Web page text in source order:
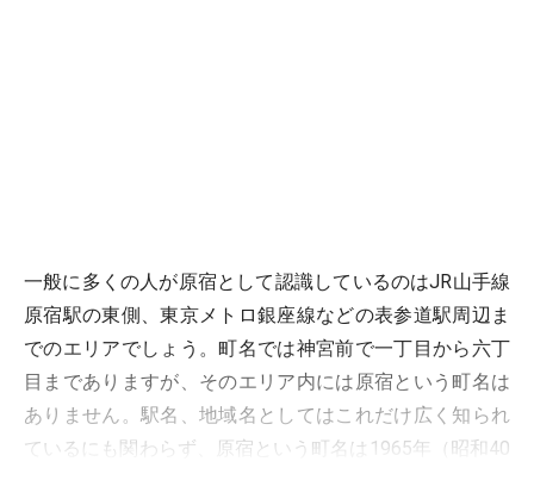
一般に多くの人が原宿として認識しているのはJR山手線
原宿駅の東側、東京メトロ銀座線などの表参道駅周辺ま
でのエリアでしょう。町名では神宮前で一丁目から六丁
目までありますが、そのエリア内には原宿という町名は
ありません。駅名、地域名としてはこれだけ広く知られ
ているにも関わらず、原宿という町名は1965年（昭和40